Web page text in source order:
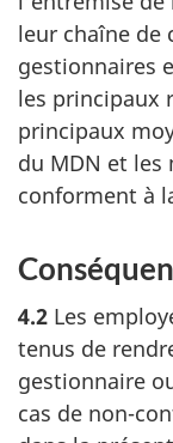
leur chaîne de
gestionnaires
les principaux
principaux
du MDN et les
conforment à
4.2 Les
tenus de
gestionnaire
cas de non-